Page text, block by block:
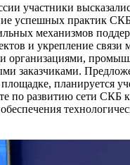
участники
успешных практик
механизмов
и укрепление связи
организациями,
заказчиками.
планируется
по развитию сети СКБ